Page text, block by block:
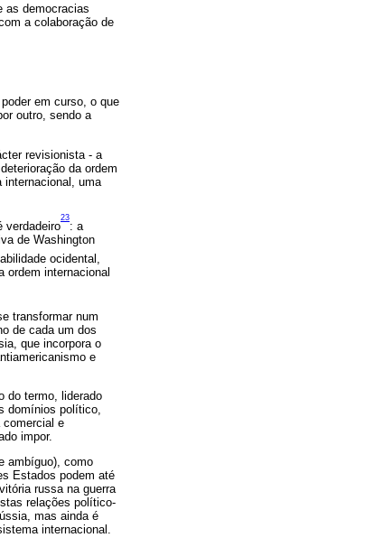
as democracias
a colaboração de
em curso, o que
outro, sendo a
revisionista - a
da ordem
internacional, uma
verdadeiro
23
: a
de Washington
ocidental,
ordem internacional
transformar num
de cada um dos
que incorpora o
e
do termo, liderado
domínios político,
comercial e
impor.
ambíguo), como
Estados podem até
russa na guerra
relações político-
mas ainda é
internacional.